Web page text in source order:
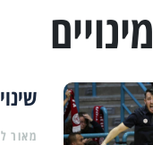
מינויים
מאור